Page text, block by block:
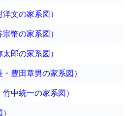
文の家系図）
幣の家系図）
郎の家系図）
豊田章男の家系図）
中統一の家系図）